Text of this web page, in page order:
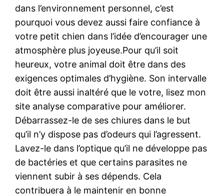
dans l’environnement personnel, c’est
pourquoi vous devez aussi faire confiance à
votre petit chien dans l’idée d’encourager une
atmosphère plus joyeuse.Pour qu’il soit
heureux, votre animal doit être dans des
exigences optimales d’hygiène. Son intervalle
doit être aussi inaltéré que le votre, lisez mon
site analyse comparative pour améliorer.
Débarrassez-le de ses chiures dans le but
qu’il n’y dispose pas d’odeurs qui l’agressent.
Lavez-le dans l’optique qu’il ne développe pas
de bactéries et que certains parasites ne
viennent subir à ses dépends. Cela
contribuera à le maintenir en bonne